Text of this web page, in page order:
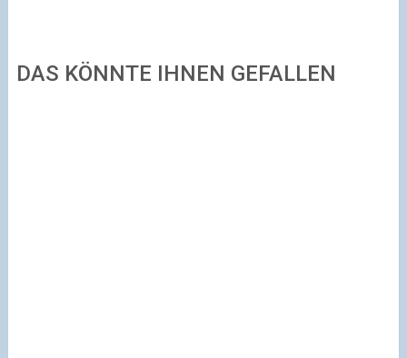
DAS KÖNNTE IHNEN GEFALLEN